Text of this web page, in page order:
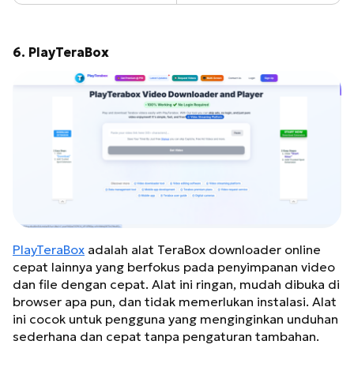
6. PlayTeraBox
PlayTeraBox adalah alat TeraBox downloader online
cepat lainnya yang berfokus pada penyimpanan video
dan file dengan cepat. Alat ini ringan, mudah dibuka di
browser apa pun, dan tidak memerlukan instalasi. Alat
ini cocok untuk pengguna yang menginginkan unduhan
sederhana dan cepat tanpa pengaturan tambahan.